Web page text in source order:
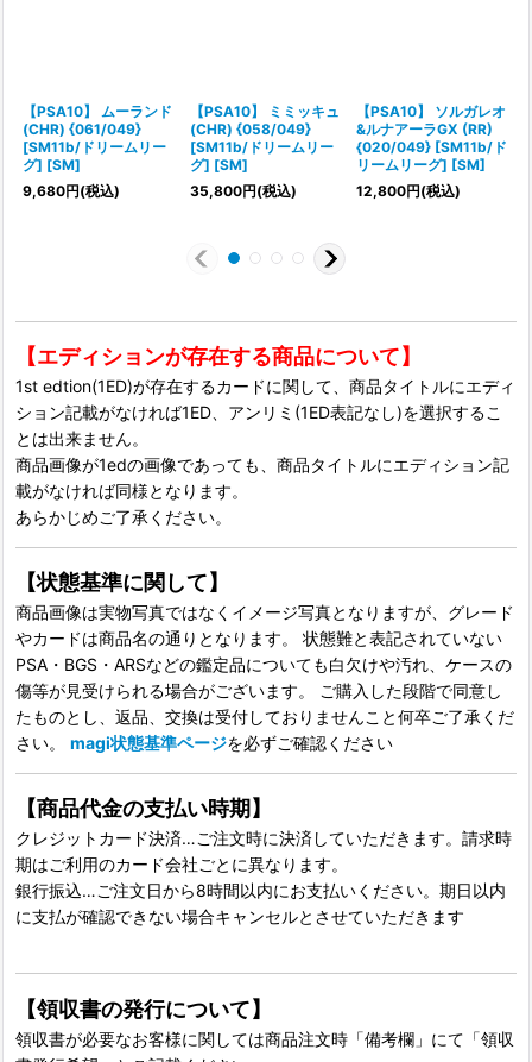
【PSA10】 ムーランド
(CHR) {061/049}
[SM11b/ドリームリー
グ] [SM]
9,680円(税込)
【PSA10】 ミミッキュ
(CHR) {058/049}
[SM11b/ドリームリー
グ] [SM]
35,800円(税込)
【PSA10】 ソルガレオ
&ルナアーラGX (RR)
{020/049} [SM11b/ド
リームリーグ] [SM]
12,800円(税込)
【エディションが存在する商品について】
1st edtion(1ED)が存在するカードに関して、商品タイトルにエディ
ション記載がなければ1ED、アンリミ(1ED表記なし)を選択するこ
とは出来ません。
商品画像が1edの画像であっても、商品タイトルにエディション記
載がなければ同様となります。
あらかじめご了承ください。
【状態基準に関して】
商品画像は実物写真ではなくイメージ写真となりますが、グレード
やカードは商品名の通りとなります。 状態難と表記されていない
PSA・BGS・ARSなどの鑑定品についても白欠けや汚れ、ケースの
傷等が見受けられる場合がございます。 ご購入した段階で同意し
たものとし、返品、交換は受付しておりませんこと何卒ご了承くだ
さい。 magi状態基準ページを必ずご確認ください
【商品代金の支払い時期】
クレジットカード決済…ご注文時に決済していただきます。請求時
期はご利用のカード会社ごとに異なります。
銀行振込…ご注文日から8時間以内にお支払いください。期日以内
に支払が確認できない場合キャンセルとさせていただきます
【領収書の発行について】
領収書が必要なお客様に関しては商品注文時「備考欄」にて「領収